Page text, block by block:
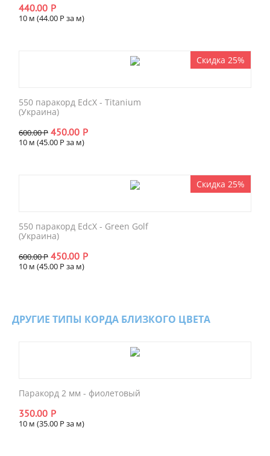
440.00 Р
10 м (44.00 Р за м)
Скидка 25%
550 паракорд EdcX - Titanium
(Украина)
600.00Р 450.00 Р
10 м (45.00 Р за м)
Скидка 25%
550 паракорд EdcX - Green Golf
(Украина)
600.00Р 450.00 Р
10 м (45.00 Р за м)
ДРУГИЕ ТИПЫ КОРДА БЛИЗКОГО ЦВЕТА
Паракорд 2 мм - фиолетовый
350.00 Р
10 м (35.00 Р за м)